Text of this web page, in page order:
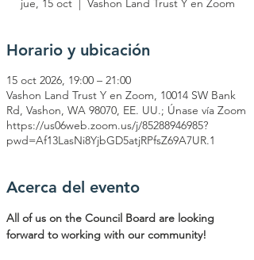
jue, 15 oct
  |
Vashon Land Trust Y en Zoom
Horario y ubicación
15 oct 2026, 19:00 – 21:00
Vashon Land Trust Y en Zoom, 10014 SW Bank
Rd, Vashon, WA 98070, EE. UU.; Únase vía Zoom
https://us06web.zoom.us/j/85288946985?
pwd=Af13LasNi8YjbGD5atjRPfsZ69A7UR.1
Acerca del evento
All of us on the Council Board are looking
forward to working with our community!